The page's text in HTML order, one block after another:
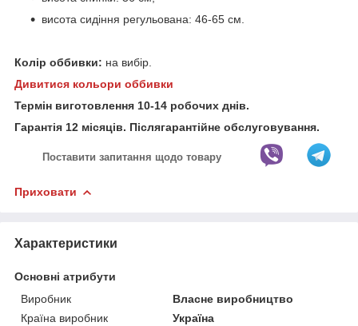
висота сидіння регульована: 46-65 см.
Колір оббивки: на вибір.
Дивитися кольори оббивки
Термін виготовлення 10-14 робочих днів.
Гарантія 12 місяців. Післягарантійне обслуговування.
Поставити запитання щодо товару
Приховати
Характеристики
Основні атрибути
Виробник
Власне виробництво
Країна виробник
Україна